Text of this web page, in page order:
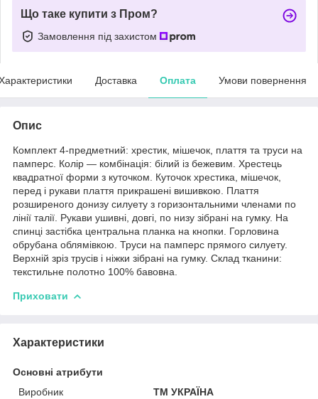
Що таке купити з Пром?
Замовлення під захистом
Доставка Оплата Умови повернення
Опис
Комплект 4-предметний: хрестик, мішечок, плаття та труси на
памперс. Колір — комбінація: білий із бежевим. Хрестець
квадратної форми з куточком. Куточок хрестика, мішечок,
перед і рукави плаття прикрашені вишивкою. Плаття
розширеного донизу силуету з горизонтальними членами по
лінії талії. Рукави ушивні, довгі, по низу зібрані на гумку. На
спинці застібка центральна планка на кнопки. Горловина
обрубана облямівкою. Труси на памперс прямого силуету.
Верхній зріз трусів і ніжки зібрані на гумку. Склад тканини:
текстильне полотно 100% бавовна.
Приховати
Характеристики
Основні атрибути
Виробник
ТМ УКРАЇНА